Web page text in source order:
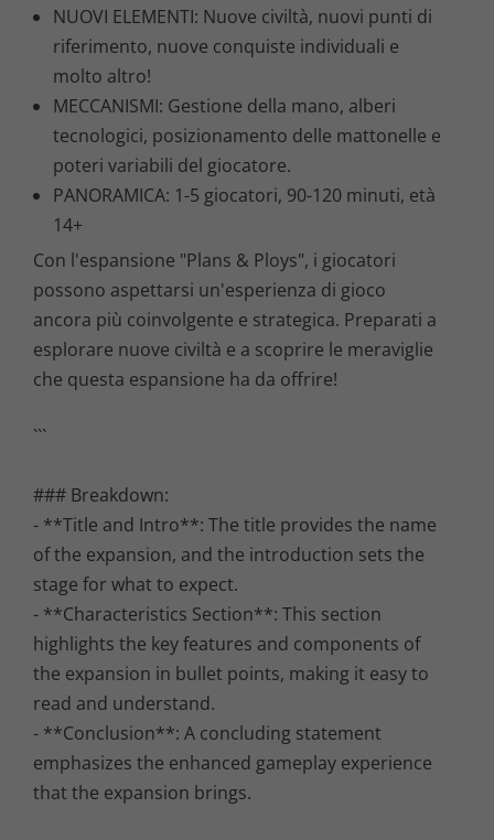
NUOVI ELEMENTI: Nuove civiltà, nuovi punti di
riferimento, nuove conquiste individuali e
molto altro!
MECCANISMI: Gestione della mano, alberi
tecnologici, posizionamento delle mattonelle e
poteri variabili del giocatore.
PANORAMICA: 1-5 giocatori, 90-120 minuti, età
14+
Con l'espansione "Plans & Ploys", i giocatori
possono aspettarsi un'esperienza di gioco
ancora più coinvolgente e strategica. Preparati a
esplorare nuove civiltà e a scoprire le meraviglie
che questa espansione ha da offrire!
```
### Breakdown:
- **Title and Intro**: The title provides the name
of the expansion, and the introduction sets the
stage for what to expect.
- **Characteristics Section**: This section
highlights the key features and components of
the expansion in bullet points, making it easy to
read and understand.
- **Conclusion**: A concluding statement
emphasizes the enhanced gameplay experience
that the expansion brings.